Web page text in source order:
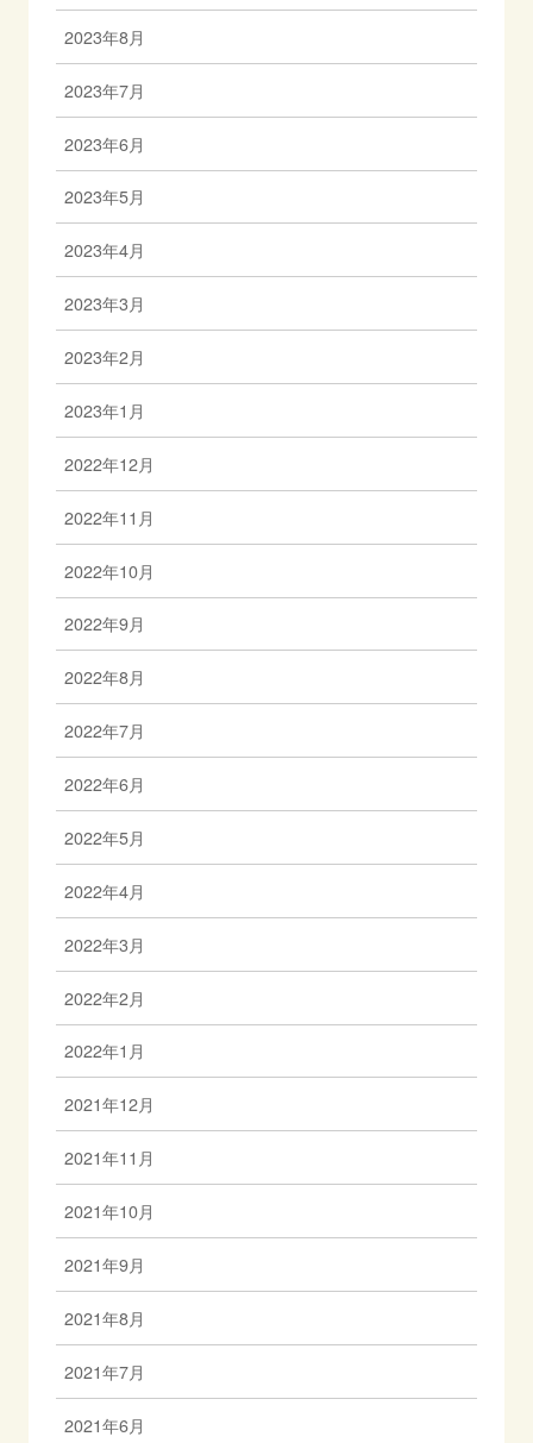
2023年8月
2023年7月
2023年6月
2023年5月
2023年4月
2023年3月
2023年2月
2023年1月
2022年12月
2022年11月
2022年10月
2022年9月
2022年8月
2022年7月
2022年6月
2022年5月
2022年4月
2022年3月
2022年2月
2022年1月
2021年12月
2021年11月
2021年10月
2021年9月
2021年8月
2021年7月
2021年6月